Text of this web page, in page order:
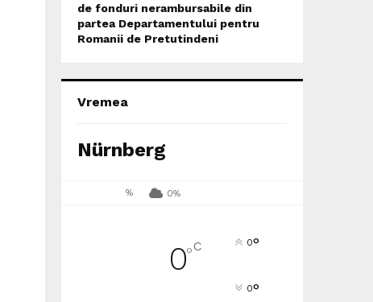
de fonduri nerambursabile din
partea Departamentului pentru
Romanii de Pretutindeni
Vremea
Nürnberg
% 0%
0°C 0°
0°